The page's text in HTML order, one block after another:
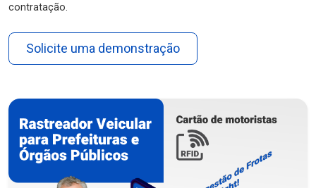
contratação.
Solicite uma demonstração